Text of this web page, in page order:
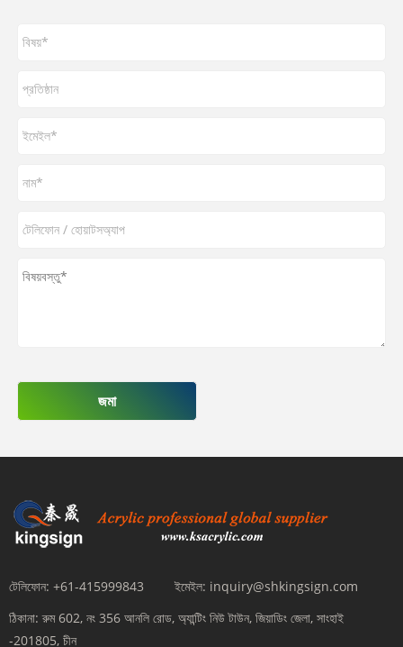
জমা
টেলিফোন: +61-415999843 ইমেইল: inquiry@shkingsign.com
ঠিকানা: রুম 602, নং 356 আনলি রোড, অ্যান্টিং নিউ টাউন, জিয়াডিং জেলা, সাংহাই
-201805, চীন